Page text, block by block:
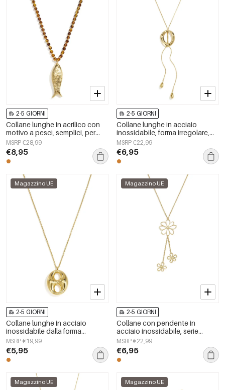
2-5 GIORNI
Collane lunghe in acrilico con
motivo a pesci, semplici, per
tutti i giorni, della serie Simple,
gioielli da donna.
MSRP €28,99
€8,95
2-5 GIORNI
Collane lunghe in acciaio
inossidabile, forma irregolare,
semplici, serie Simple Daily,
gioielli da donna
MSRP €22,99
€6,95
Magazzino UE
2-5 GIORNI
Collane lunghe in acciaio
inossidabile dalla forma
geometrica, semplici, della serie
Simple, perfette per tutti i giorni.
Gioielli da donna.
MSRP €19,99
€5,95
Magazzino UE
2-5 GIORNI
Collane con pendente in
acciaio inossidabile, serie
Flower Daily Simple, gioielli da
donna
MSRP €22,99
€6,95
Magazzino UE Magazzino UE